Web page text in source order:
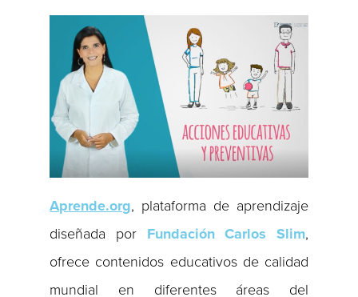
Aprende.org, plataforma de aprendizaje
diseñada por Fundación Carlos Slim,
ofrece contenidos educativos de calidad
mundial en diferentes áreas del